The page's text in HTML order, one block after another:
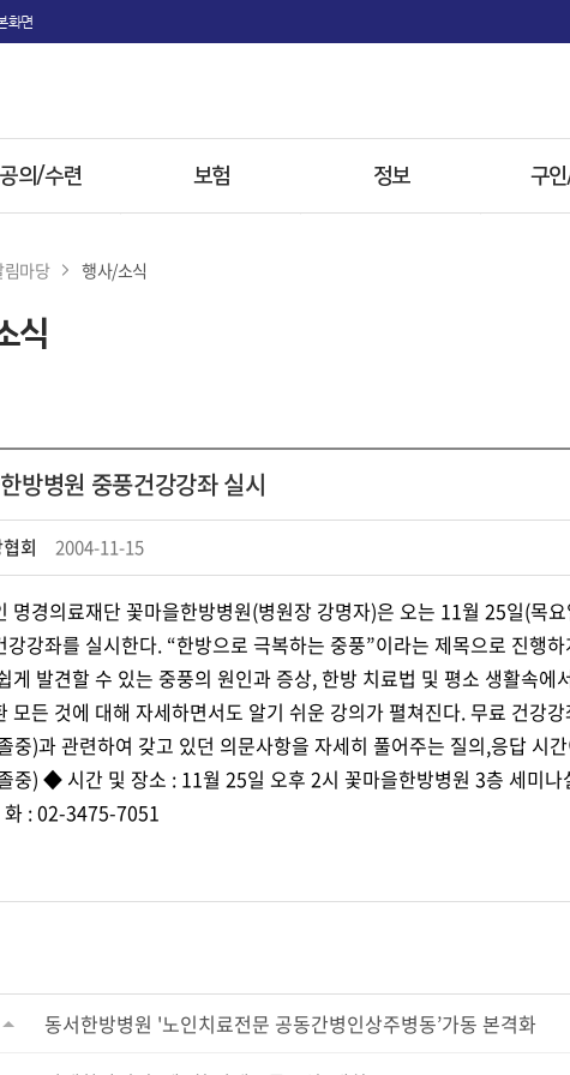
화면
의/수련
공지사항
참고자료
보험 정보 구
림마당 행사/소식
식
방병원 중풍건강강좌 실시
회 2004-11-15
명경의료재단 꽃마을한방병원(병원장 강명자)은 오는 11월 25일(목
강강좌를 실시한다. “한방으로 극복하는 중풍”이라는 제목으로 진행
게 발견할 수 있는 중풍의 원인과 증상, 한방 치료법 및 평소 생활속
모든 것에 대해 자세하면서도 알기 쉬운 강의가 펼쳐진다. 무료 건강
중)과 관련하여 갖고 있던 의문사항을 자세히 풀어주는 질의,응답
중) ◆ 시간 및 장소 : 11월 25일 오후 2시 꽃마을한방병원 3층 세미
화 : 02-3475-7051
동서한방병원 '노인치료전문 공동간병인상주병동’가동 본격화